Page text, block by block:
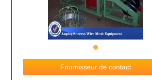
Fournisseur de contact